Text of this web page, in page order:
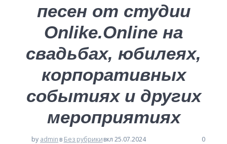
песен от студии
Onlike.Online на
свадьбах, юбилеях,
корпоративных
событиях и других
мероприятиях
by admin в Без рубрикивкл 25.07.2024 0